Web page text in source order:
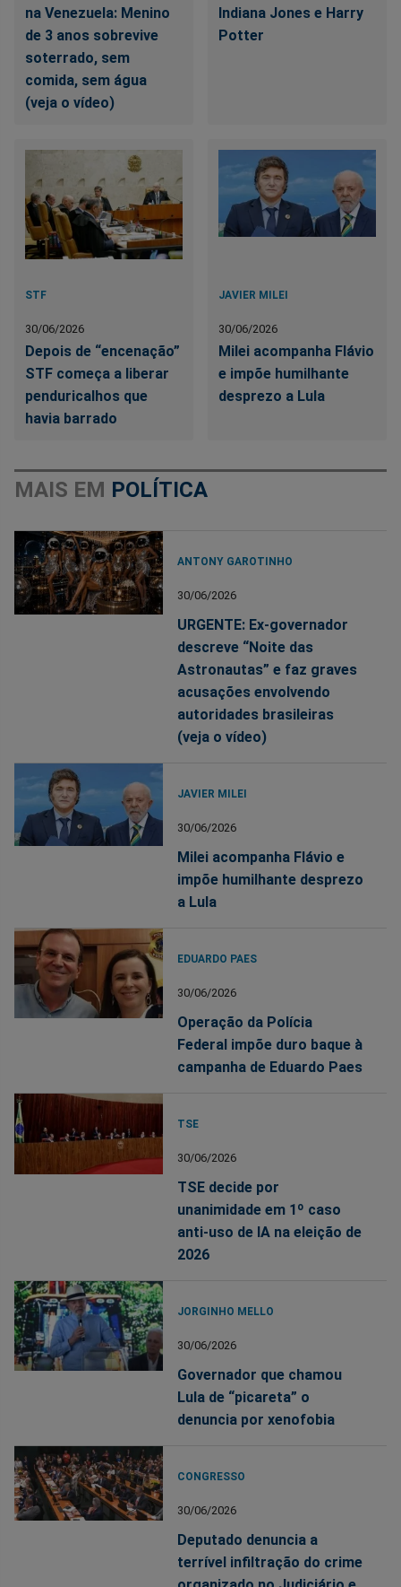
na Venezuela: Menino
de 3 anos sobrevive
soterrado, sem
comida, sem água
(veja o vídeo)
Indiana Jones e Harry
Potter
STF
30/06/2026
Depois de “encenação”
STF começa a liberar
penduricalhos que
havia barrado
JAVIER MILEI
30/06/2026
Milei acompanha Flávio
e impõe humilhante
desprezo a Lula
MAIS EM POLÍTICA
ANTONY GAROTINHO
30/06/2026
URGENTE: Ex-governador
descreve “Noite das
Astronautas” e faz graves
acusações envolvendo
autoridades brasileiras
(veja o vídeo)
JAVIER MILEI
30/06/2026
Milei acompanha Flávio e
impõe humilhante desprezo
a Lula
EDUARDO PAES
30/06/2026
Operação da Polícia
Federal impõe duro baque à
campanha de Eduardo Paes
TSE
30/06/2026
TSE decide por
unanimidade em 1º caso
anti-uso de IA na eleição de
2026
JORGINHO MELLO
30/06/2026
Governador que chamou
Lula de “picareta” o
denuncia por xenofobia
CONGRESSO
30/06/2026
Deputado denuncia a
terrível infiltração do crime